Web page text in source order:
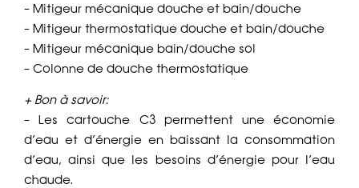
– Mitigeur mécanique douche et bain/douche
– Mitigeur thermostatique douche et bain/douche
– Mitigeur mécanique bain/douche sol
– Colonne de douche thermostatique
+ Bon à savoir:
– Les cartouche C3 permettent une économie
d’eau et d’énergie en baissant la consommation
d’eau, ainsi que les besoins d’énergie pour l’eau
chaude.